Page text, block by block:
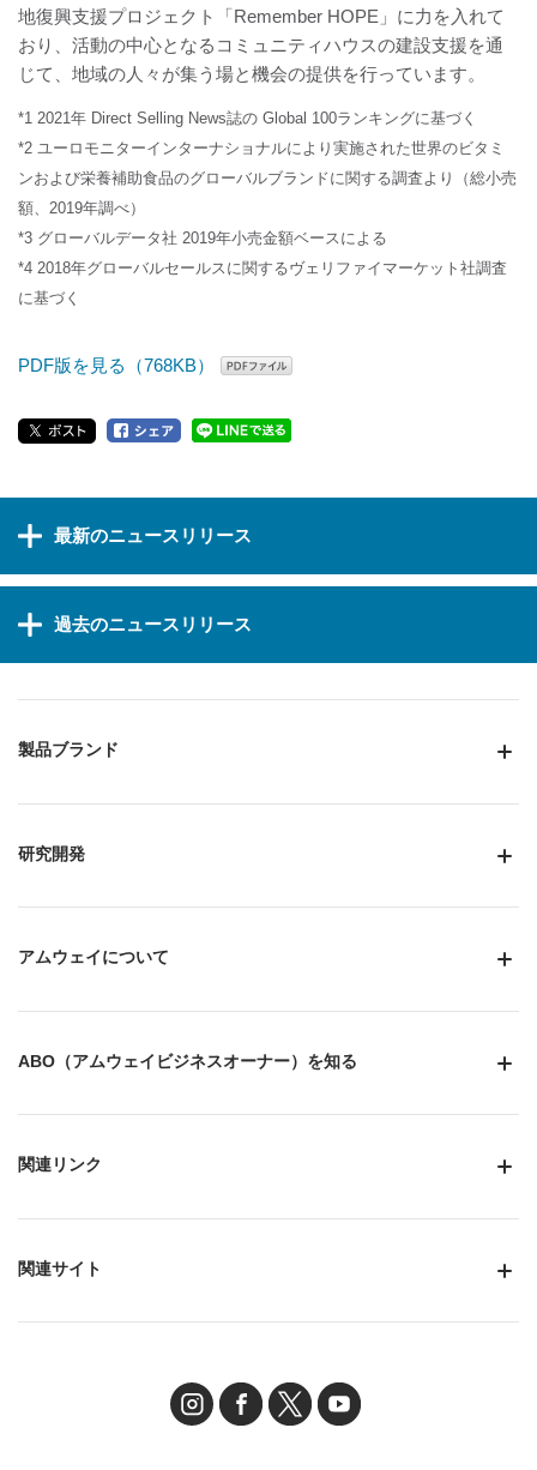
地復興支援プロジェクト「Remember HOPE」に力を入れて
おり、活動の中心となるコミュニティハウスの建設支援を通
じて、地域の人々が集う場と機会の提供を行っています。
*1 2021年 Direct Selling News誌の Global 100ランキングに基づく
*2 ユーロモニターインターナショナルにより実施された世界のビタミ
ンおよび栄養補助食品のグローバルブランドに関する調査より（総小売
額、2019年調べ）
*3 グローバルデータ社 2019年小売金額ベースによる
*4 2018年グローバルセールスに関するヴェリファイマーケット社調査
に基づく
PDF版を見る（768KB）
最新のニュースリリース
過去のニュースリリース
製品ブランド
研究開発
アムウェイについて
ABO（アムウェイビジネスオーナー）を知る
関連リンク
関連サイト